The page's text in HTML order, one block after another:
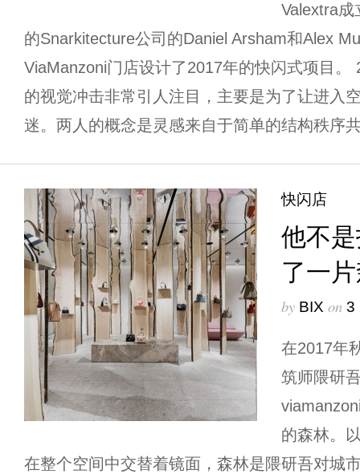
Valextra
的Snarkitecture公司的Daniel Arsham和Alex
ViaManzoni门店设计了2017年的快闪式项目。
的视觉冲击非常引人注目，主要是为了让进入
迷。两人的概念是灵感来自于简单的结构秩序
快闪店
他不
了一
by BIX on 3
在2017年
筑师隈研
的森林。
在整个空间中交替着镜面，森林是隈研吾对城